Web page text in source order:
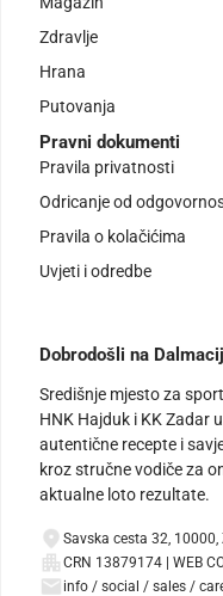
Zdravlje
Hrana
Putovanja
Pravni dokumenti
Pravila privatnosti
Odricanje od
Pravila o kolačićima
Uvjeti i odredbe
Dobrodošli na
Središnje mjesto za
HNK Hajduk i KK Zadar
autentične recepte i
kroz stručne vodiče za
aktualne loto rezultate.
Savska cesta 32, 10000,
CRN 13879174 | WEB
info / social / sales /